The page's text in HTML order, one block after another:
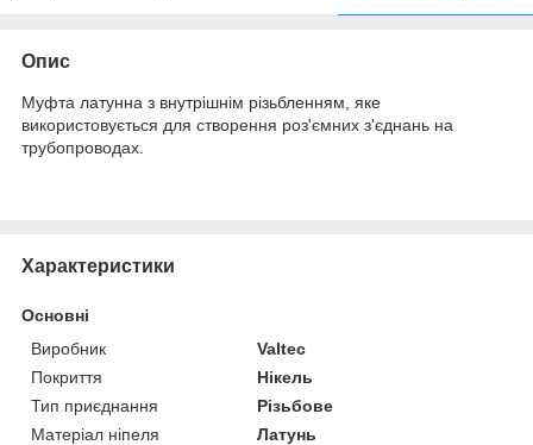
Опис
Муфта латунна з внутрішнім різьбленням, яке
використовується для створення роз'ємних з'єднань на
трубопроводах.
Характеристики
Основні
Виробник
Valtec
Покриття
Нікель
Тип приєднання
Різьбове
Матеріал ніпеля
Латунь